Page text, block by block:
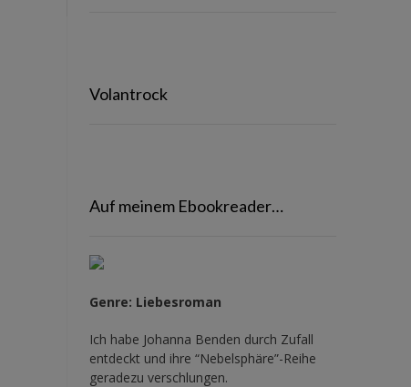
Volantrock
Auf meinem Ebookreader…
Genre: Liebesroman
Ich habe Johanna Benden durch Zufall
entdeckt und ihre “Nebelsphäre”-Reihe
geradezu verschlungen.